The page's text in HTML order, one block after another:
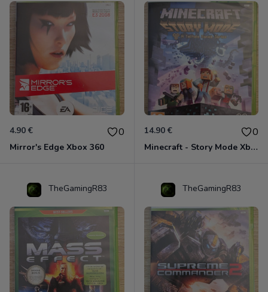
4.90 € 0
Mirror's Edge Xbox 360
14.90 € 0
Minecraft - Story Mode Xbox 360
TheGamingR83 TheGamingR83